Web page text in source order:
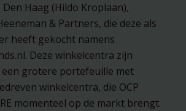
Den Haag (Hildo Kroplaan),
& Partners, die deze als
heeft gekocht namens
Deze winkelcentra zijn
een grotere portefeuille met
winkelcentra, die OCP
momenteel op de markt brengt.